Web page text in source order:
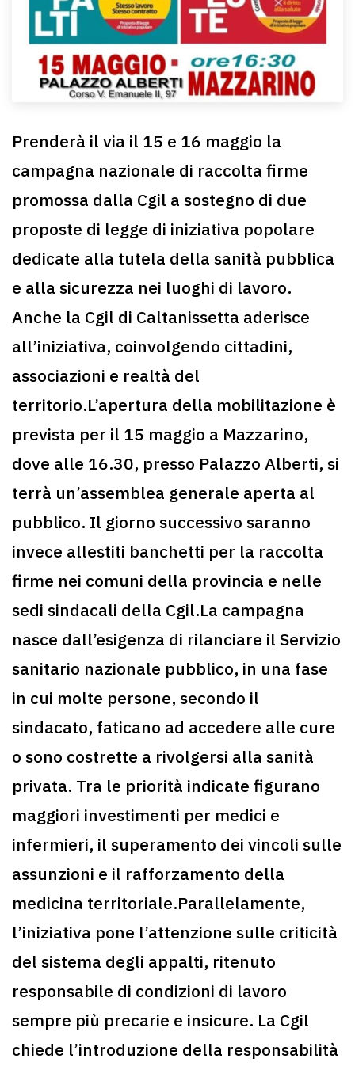
Prenderà il via il 15 e 16 maggio la
campagna nazionale di raccolta firme
promossa dalla Cgil a sostegno di due
proposte di legge di iniziativa popolare
dedicate alla tutela della sanità pubblica
e alla sicurezza nei luoghi di lavoro.
Anche la Cgil di Caltanissetta aderisce
all’iniziativa, coinvolgendo cittadini,
associazioni e realtà del
territorio.L’apertura della mobilitazione è
prevista per il 15 maggio a Mazzarino,
dove alle 16.30, presso Palazzo Alberti, si
terrà un’assemblea generale aperta al
pubblico. Il giorno successivo saranno
invece allestiti banchetti per la raccolta
firme nei comuni della provincia e nelle
sedi sindacali della Cgil.La campagna
nasce dall’esigenza di rilanciare il Servizio
sanitario nazionale pubblico, in una fase
in cui molte persone, secondo il
sindacato, faticano ad accedere alle cure
o sono costrette a rivolgersi alla sanità
privata. Tra le priorità indicate figurano
maggiori investimenti per medici e
infermieri, il superamento dei vincoli sulle
assunzioni e il rafforzamento della
medicina territoriale.Parallelamente,
l’iniziativa pone l’attenzione sulle criticità
del sistema degli appalti, ritenuto
responsabile di condizioni di lavoro
sempre più precarie e insicure. La Cgil
chiede l’introduzione della responsabilità